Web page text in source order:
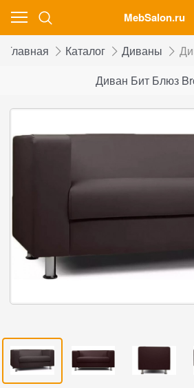
MebSalon.ru
Главная Каталог Диваны
Диван Бит Блюз